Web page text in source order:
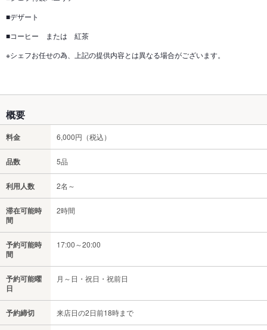
■デザート
■コーヒー または 紅茶
※シェフお任せの為、上記の提供内容とは異なる場合がございます。
概要
料金 6,000円（税込）
品数 5品
利用人数 2名～
滞在可能時
間
2時間
予約可能時
間
17:00～20:00
予約可能曜
日
月～日・祝日・祝前日
予約締切 来店日の2日前18時まで